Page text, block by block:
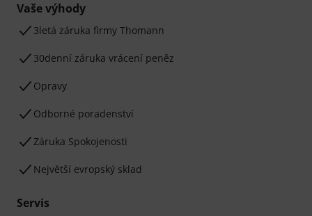
Vaše výhody
3letá záruka firmy Thomann
30denní záruka vrácení peněz
Opravy
Odborné poradenství
Záruka Spokojenosti
Největší evropský sklad
Servis